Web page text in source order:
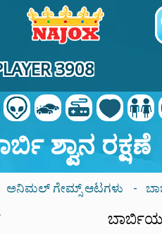
3908
ಶ್ವಾನ ರಕ್ಷಣೆ
ಅನಿಮಲ್ ಗೇಮ್ಸ್ ಆಟಗಳು -